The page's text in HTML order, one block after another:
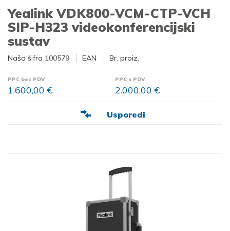
Yealink VDK800-VCM-CTP-VCH
SIP-H323 videokonferencijski
sustav
Naša šifra 100579 EAN Br. proiz.
PPC bez PDV
1.600,00 €
PPC s PDV
2.000,00 €
Usporedi